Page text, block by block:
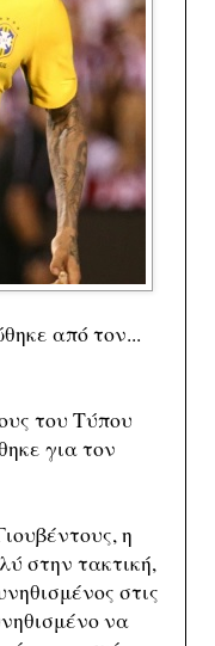
από τον...
του Τύπου
για τον
η
στην τακτική,
στις
να